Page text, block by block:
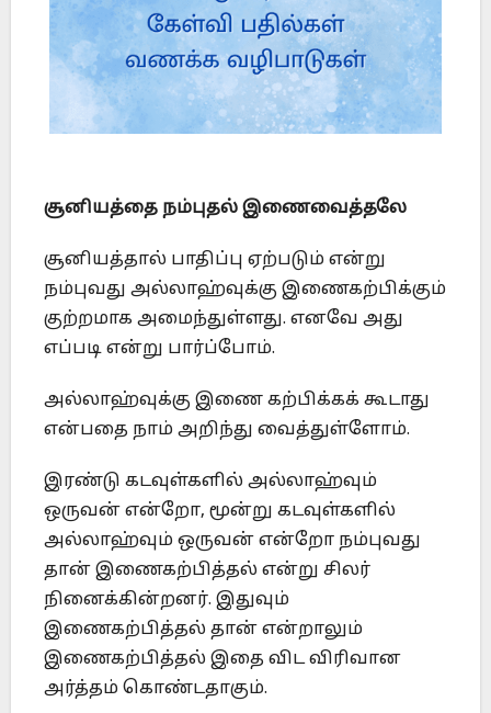
சூனியத்தை நம்புதல் இணைவைத்தலே
சூனியத்தால் பாதிப்பு ஏற்படும் என்று
நம்புவது அல்லாஹ்வுக்கு இணைகற்பிக்கும்
குற்றமாக அமைந்துள்ளது. எனவே அது
எப்படி என்று பார்ப்போம்.
அல்லாஹ்வுக்கு இணை கற்பிக்கக் கூடாது
என்பதை நாம் அறிந்து வைத்துள்ளோம்.
இரண்டு கடவுள்களில் அல்லாஹ்வும்
ஒருவன் என்றோ, மூன்று கடவுள்களில்
அல்லாஹ்வும் ஒருவன் என்றோ நம்புவது
தான் இணைகற்பித்தல் என்று சிலர்
நினைக்கின்றனர். இதுவும்
இணைகற்பித்தல் தான் என்றாலும்
இணைகற்பித்தல் இதை விட விரிவான
அர்த்தம் கொண்டதாகும்.